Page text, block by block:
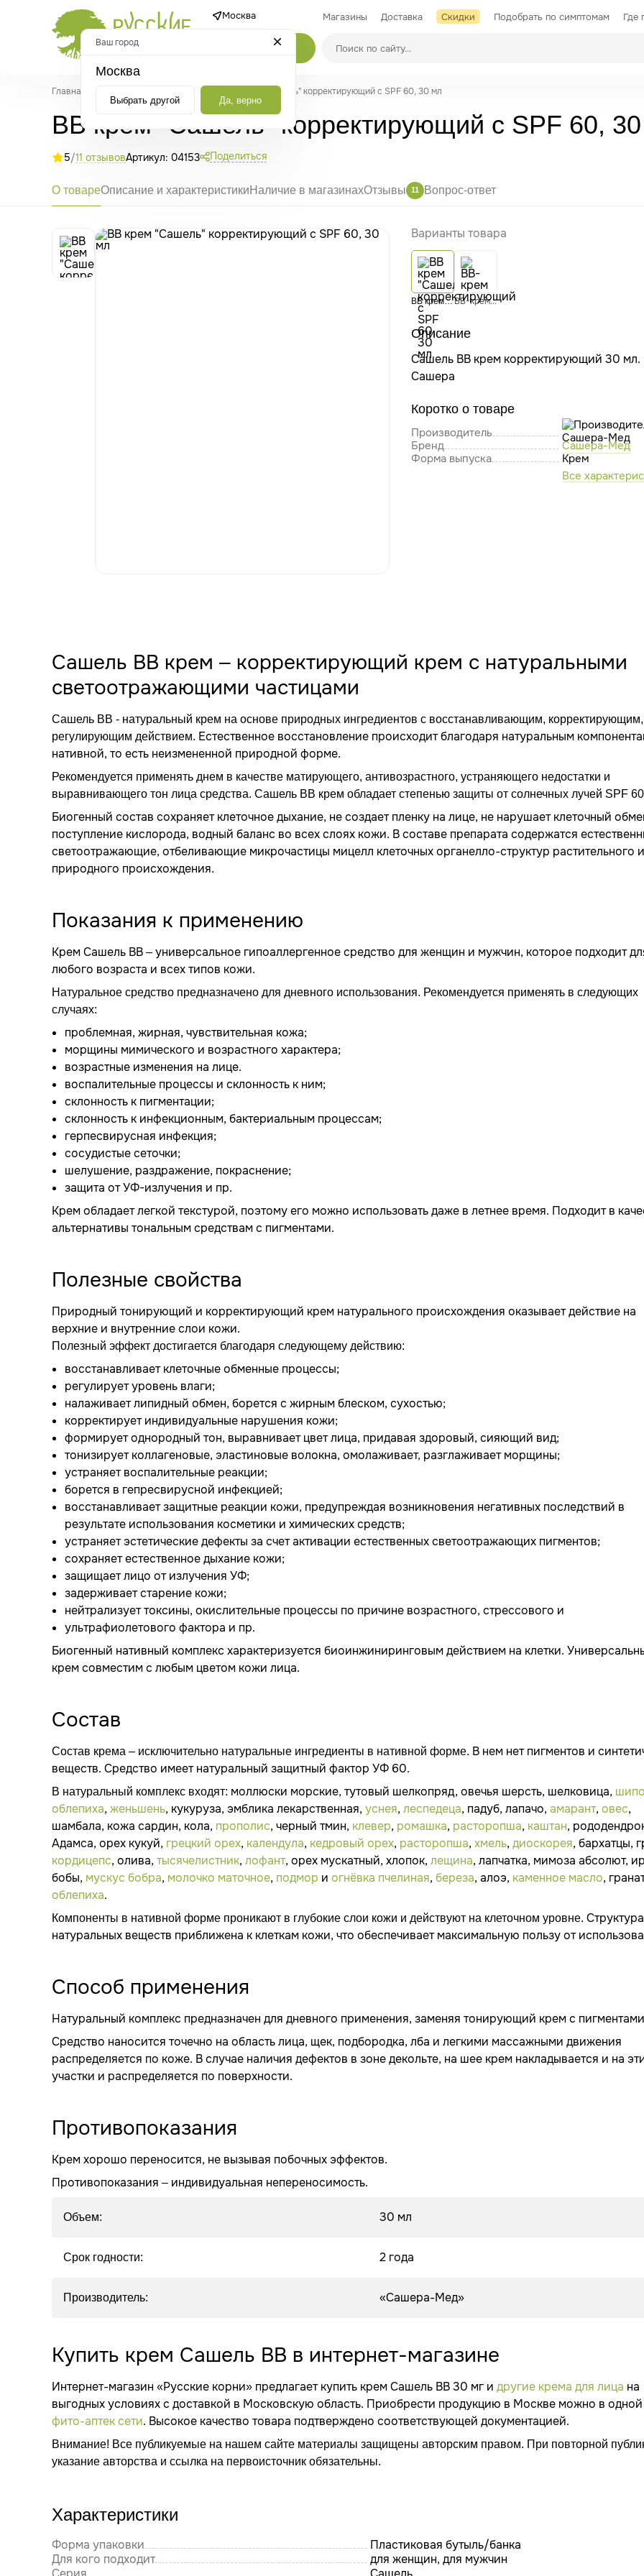
Москва Магазины Доставка Скидки Подобрать по симптомам Где
Производители
Каталог
Главная Сашель ВВ крем "Сашель" корректирующий с SPF 60, 30 мл
ВВ крем "Сашель" корректирующий с SPF 60,
5/11 отзывовАртикул: 04153 Поделиться
О товареОписание и характеристикиНаличие в магазинахОтзывы 11 Вопрос-ответ
Варианты товара
ВВ крем "Сашель" корректирующий с SPF 60, 30 мл ВВ-крем "Сашель" тональный с дозатором, 30 мл
Описание
Сашель ВВ крем корректирующий 30 мл.
Сашера
Коротко о товаре
Производитель
Бренд
Сашера-Мед
Форма выпуска
Крем
Все
Сашель ВВ крем – корректирующий крем с натуральными
светоотражающими частицами
Сашель ВВ - натуральный крем на основе природных ингредиентов с восстанавливающим, корректирующим,
регулирующим действием. Естественное восстановление происходит благодаря натуральным
нативной, то есть неизмененной природной форме.
Рекомендуется применять днем в качестве матирующего, антивозрастного, устраняющего недостатки и
выравнивающего тон лица средства. Сашель ВВ крем обладает степенью защиты от солнечных лучей SPF
Биогенный состав сохраняет клеточное дыхание, не создает пленку на лице, не нарушает клеточный
поступление кислорода, водный баланс во всех слоях кожи. В составе препарата содержатся
светоотражающие, отбеливающие микрочастицы мицелл клеточных органелло-структур растительного и
природного происхождения.
Показания к применению
Крем Сашель ВВ – универсальное гипоаллергенное средство для женщин и мужчин, которое подходит
любого возраста и всех типов кожи.
Натуральное средство предназначено для дневного использования. Рекомендуется применять в следующих
случаях:
проблемная, жирная, чувствительная кожа;
морщины мимического и возрастного характера;
возрастные изменения на лице.
воспалительные процессы и склонность к ним;
склонность к пигментации;
склонность к инфекционным, бактериальным процессам;
герпесвирусная инфекция;
сосудистые сеточки;
шелушение, раздражение, покраснение;
защита от УФ-излучения и пр.
Крем обладает легкой текстурой, поэтому его можно использовать даже в летнее время. Подходит в
альтернативы тональным средствам с пигментами.
Полезные свойства
Природный тонирующий и корректирующий крем натурального происхождения оказывает действие на
верхние и внутренние слои кожи.
Полезный эффект достигается благодаря следующему действию:
восстанавливает клеточные обменные процессы;
регулирует уровень влаги;
налаживает липидный обмен, борется с жирным блеском, сухостью;
корректирует индивидуальные нарушения кожи;
формирует однородный тон, выравнивает цвет лица, придавая здоровый, сияющий вид;
тонизирует коллагеновые, эластиновые волокна, омолаживает, разглаживает морщины;
устраняет воспалительные реакции;
борется в гепресвирусной инфекцией;
восстанавливает защитные реакции кожи, предупреждая возникновения негативных последствий в
результате использования косметики и химических средств;
устраняет эстетические дефекты за счет активации естественных светоотражающих пигментов;
сохраняет естественное дыхание кожи;
защищает лицо от излучения УФ;
задерживает старение кожи;
нейтрализует токсины, окислительные процессы по причине возрастного, стрессового и
ультрафиолетового фактора и пр.
Биогенный нативный комплекс характеризуется биоинжиниринговым действием на клетки.
крем совместим с любым цветом кожи лица.
Состав
Состав крема – исключительно натуральные ингредиенты в нативной форме. В нем нет пигментов и
веществ. Средство имеет натуральный защитный фактор УФ 60.
В натуральный комплекс входят: моллюски морские, тутовый шелкопряд, овечья шерсть, шелковица,
облепиха, женьшень, кукуруза, эмблика лекарственная, уснея, леспедеца, падуб, лапачо, амарант, овес,
шамбала, кожа сардин, кола, прополис, черный тмин, клевер, ромашка, расторопша, каштан,
Адамса, орех кукуй, грецкий орех, календула, кедровый орех, расторопша, хмель, диоскорея, бархатцы,
кордицепс, олива, тысячелистник, лофант, орех мускатный, хлопок, лещина, лапчатка, мимоза абсолют,
бобы, мускус бобра, молочко маточное, подмор и огнёвка пчелиная, береза, алоэ, каменное масло,
облепиха.
Компоненты в нативной форме проникают в глубокие слои кожи и действуют на клеточном уровне. Структура
натуральных веществ приближена к клеткам кожи, что обеспечивает максимальную пользу от
Способ применения
Натуральный комплекс предназначен для дневного применения, заменяя тонирующий крем с
Средство наносится точечно на область лица, щек, подбородка, лба и легкими массажными движения
распределяется по коже. В случае наличия дефектов в зоне декольте, на шее крем накладывается и на
участки и распределяется по поверхности.
Противопоказания
Крем хорошо переносится, не вызывая побочных эффектов.
Противопоказания – индивидуальная непереносимость.
Объем: 30 мл
Срок годности: 2 года
Производитель: «Сашера-Мед»
Купить крем Сашель ВВ в интернет-магазине
Интернет-магазин «Русские корни» предлагает купить крем Сашель ВВ 30 мг и другие крема для лица на
выгодных условиях с доставкой в Московскую область. Приобрести продукцию в Москве можно в
фито-аптек сети. Высокое качество товара подтверждено соответствующей документацией.
Внимание! Все публикуемые на нашем сайте материалы защищены авторским правом. При повторной
указание авторства и ссылка на первоисточник обязательны.
Характеристики
Форма упаковки
Пластиковая бутыль/банка
Для кого подходит
для женщин, для мужчин
Ваш город
Москва
Выбрать другой Да, верно